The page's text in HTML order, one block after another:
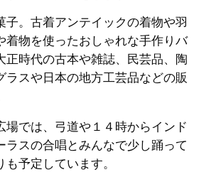
子。古着アンテイックの着物や羽
着物を使ったおしゃれな手作りバ
正時代の古本や雑誌、民芸品、陶
ラスや日本の地方工芸品などの販
場では、弓道や１４時からインド
ラスの合唱とみんなで少し踊って
予定しています。